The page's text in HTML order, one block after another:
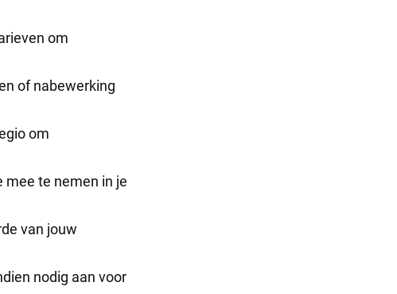
om
of nabewerking
om
te nemen in je
van jouw
nodig aan voor